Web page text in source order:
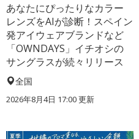
あなたにぴったりなカラー
レンズをAIが診断！スペイン
発アイウェアブランドなど
「OWNDAYS」イチオシの
サングラスが続々リリース
全国
2026年8月4日 17:00更新